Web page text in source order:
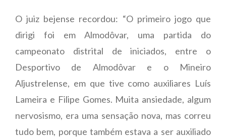
O juiz bejense recordou: “O primeiro jogo que
dirigi foi em Almodôvar, uma partida do
campeonato distrital de iniciados, entre o
Desportivo de Almodôvar e o Mineiro
Aljustrelense, em que tive como auxiliares Luís
Lameira e Filipe Gomes. Muita ansiedade, algum
nervosismo, era uma sensação nova, mas correu
tudo bem, porque também estava a ser auxiliado